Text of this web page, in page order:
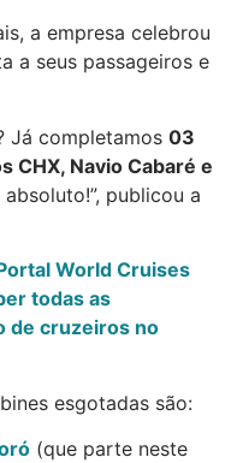
a empresa celebrou
a seus passageiros e
Já completamos 03
CHX, Navio Cabaré e
publicou a
World Cruises
todas as
de cruzeiros no
esgotadas são:
(que parte neste